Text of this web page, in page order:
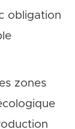
obligation
zones